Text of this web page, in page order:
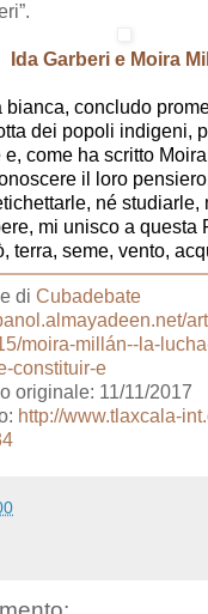
Ida Garberi e Moira
bianca, concludo
dei popoli indigeni,
come ha scritto
il loro
né studiarle,
mi unisco a questa
terra, seme, vento,
di Cubadebate
moira-millán--la-
constituir-e
originale: 11/11/2017
http://www.tlaxcala-